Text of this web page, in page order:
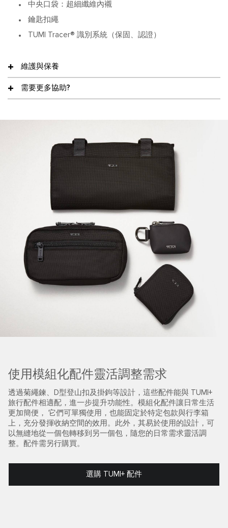
中央口袋：超細纖維內襯
鑰匙扣繩
TUMI Tracer® 識別系統（保固、認證）
維護與保養
需要更多協助?
使用模組化配件靈活調整需求
透過菊繩鍊、D型登山扣及掛鉤等設計，這些配件能與 TUMI+
旅行配件相適配，進一步提升功能性。模組化配件讓日常生活
更加簡便， 它們可單獨使用，也能固定於特定包款與行李箱
上，充分發揮收納空間的效用。此外，其易於使用的設計，可
以無縫地從一個包轉移到另一個包，隨您的日常需求靈活調
整。配件需另行購買。
選購 TUMI+ 配件